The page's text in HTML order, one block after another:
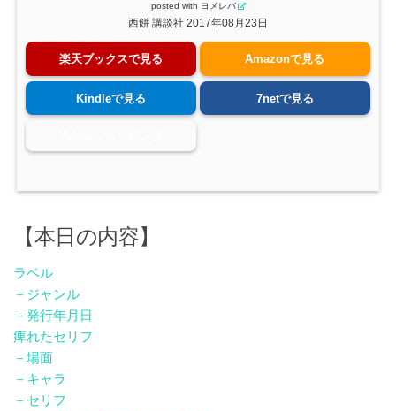
posted with ヨメレバ
西餅 講談社 2017年08月23日
楽天ブックスで見る Amazonで見る
Kindleで見る 7netで見る
【本日の内容】
ラベル
－ジャンル
－発行年月日
痺れたセリフ
－場面
－キャラ
－セリフ